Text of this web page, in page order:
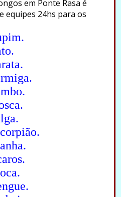
em Ponte Rasa é
equipes 24hs para os